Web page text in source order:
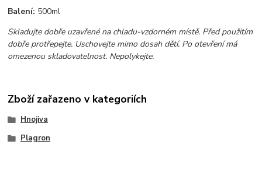
Balení: 500ml
Skladujte dobře uzavřené na chladu-vzdorném místě. Před použitím
dobře protřepejte. Uschovejte mimo dosah dětí. Po otevření má
omezenou skladovatelnost. Nepolykejte.
Zboží zařazeno v kategoriích
Hnojiva
Plagron